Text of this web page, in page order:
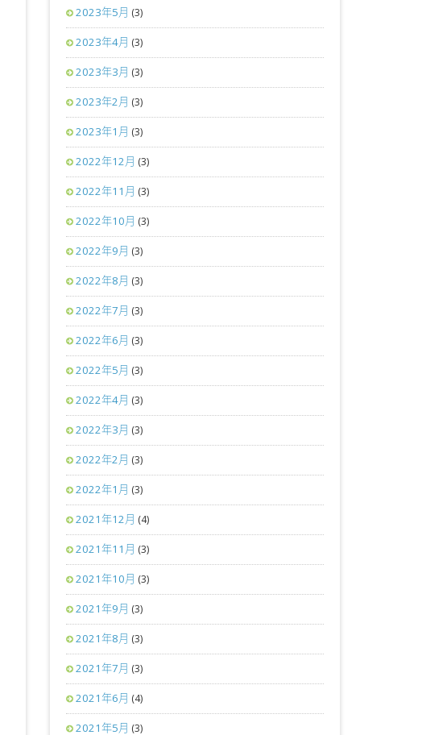
2023年5月 (3)
2023年4月 (3)
2023年3月 (3)
2023年2月 (3)
2023年1月 (3)
2022年12月 (3)
2022年11月 (3)
2022年10月 (3)
2022年9月 (3)
2022年8月 (3)
2022年7月 (3)
2022年6月 (3)
2022年5月 (3)
2022年4月 (3)
2022年3月 (3)
2022年2月 (3)
2022年1月 (3)
2021年12月 (4)
2021年11月 (3)
2021年10月 (3)
2021年9月 (3)
2021年8月 (3)
2021年7月 (3)
2021年6月 (4)
2021年5月 (3)